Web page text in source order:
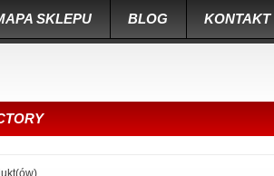
SKLEPU BLOG KONTAKT